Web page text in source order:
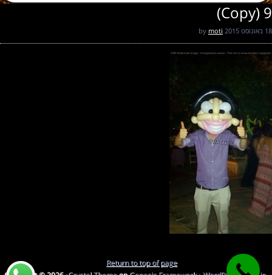
9 (Copy)
18 באוגוסט 2015 moti
Return to top of page